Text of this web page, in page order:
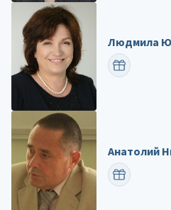
Людмила
ПОЗДРАВИТЬ
Анатолий
ПОЗДРАВИТЬ